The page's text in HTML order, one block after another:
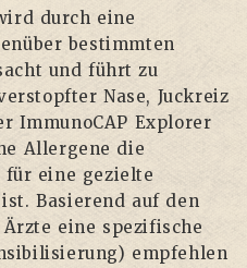
durch eine
bestimmten
und führt zu
Nase, Juckreiz
ImmunoCAP Explorer
Allergene die
für eine gezielte
Basierend auf den
eine spezifische
empfehlen